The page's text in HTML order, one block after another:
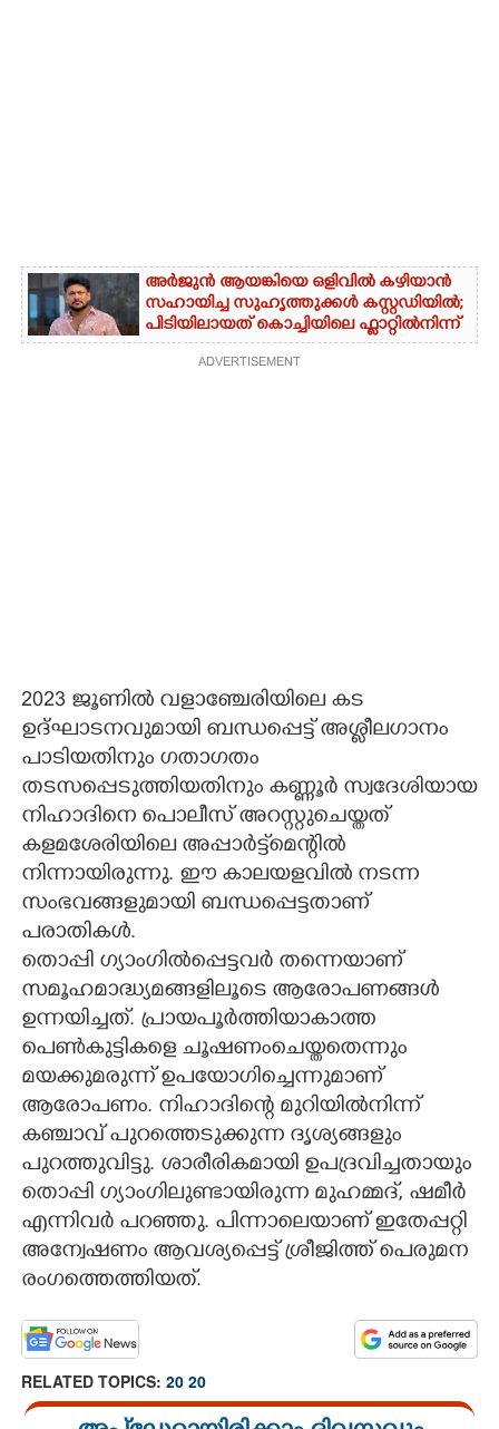
അർജുൻ ആയങ്കിയെ ഒളിവിൽ കഴിയാൻ
സഹായിച്ച സുഹൃത്തുക്കൾ കസ്റ്റഡിയിൽ;
പിടിയിലായത് കൊച്ചിയിലെ ഫ്ലാറ്റിൽനിന്ന്
ADVERTISEMENT
2023 ജൂണിൽ വളാഞ്ചേരിയിലെ കട
ഉദ്ഘാടനവുമായി ബന്ധപ്പെട്ട് അശ്ലീലഗാനം
പാടിയതിനും ഗതാഗതം
തടസപ്പെടുത്തിയതിനും കണ്ണൂർ സ്വദേശിയായ
നിഹാദിനെ പൊലീസ് അറസ്റ്റുചെയ്തത്
കളമശേരിയിലെ അപ്പാർട്ട്‌മെന്റിൽ
നിന്നായിരുന്നു. ഈ കാലയളവിൽ നടന്ന
സംഭവങ്ങളുമായി ബന്ധപ്പെട്ടതാണ്
പരാതികൾ.
തൊപ്പി ഗ്യാംഗിൽപ്പെട്ടവർ തന്നെയാണ്
സമൂഹമാദ്ധ്യമങ്ങളിലൂടെ ആരോപണങ്ങൾ
ഉന്നയിച്ചത്. പ്രായപൂർത്തിയാകാത്ത
പെൺകുട്ടികളെ ചൂഷണംചെയ്തതെന്നും
മയക്കുമരുന്ന് ഉപയോഗിച്ചെന്നുമാണ്
ആരോപണം. നിഹാദിന്റെ മുറിയിൽനിന്ന്
കഞ്ചാവ് പുറത്തെടുക്കുന്ന ദൃശ്യങ്ങളും
പുറത്തുവിട്ടു. ശാരീരികമായി ഉപദ്രവിച്ചതായും
തൊപ്പി ഗ്യാംഗിലുണ്ടായിരുന്ന മുഹമ്മദ്, ഷമീർ
എന്നിവർ പറഞ്ഞു. പിന്നാലെയാണ് ഇതേപ്പറ്റി
അന്വേഷണം ആവശ്യപ്പെട്ട് ശ്രീജിത്ത് പെരുമന
രംഗത്തെത്തിയത്.
RELATED TOPICS: 20 20